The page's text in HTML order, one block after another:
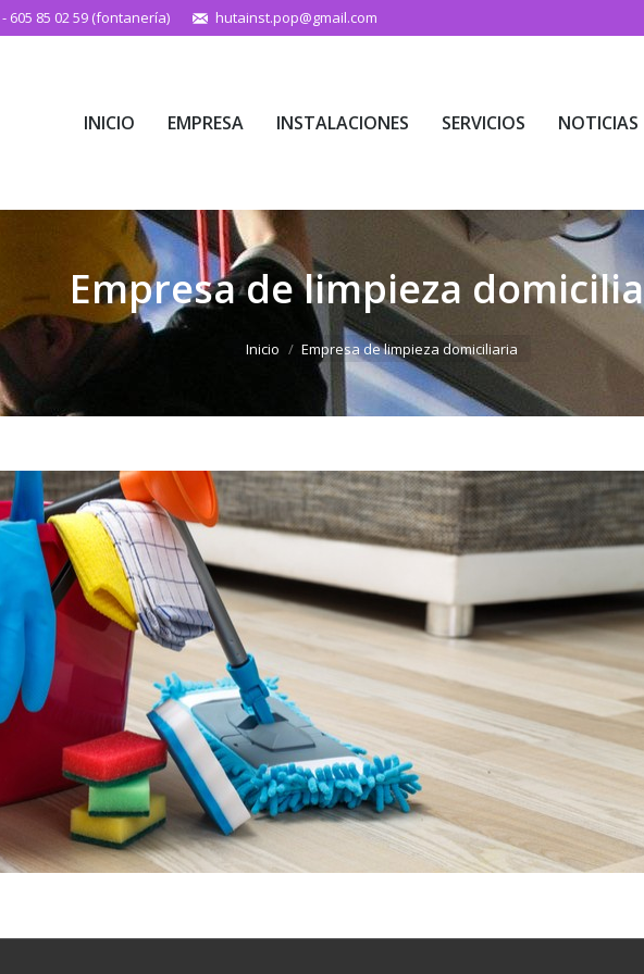
- 605 85 02 59 (fontanería) hutainst.pop@gmail.com
INICIO EMPRESA INSTALACIONES SERVICIOS NOTICIAS
Empresa de limpieza
Inicio Empresa de limpieza domiciliaria